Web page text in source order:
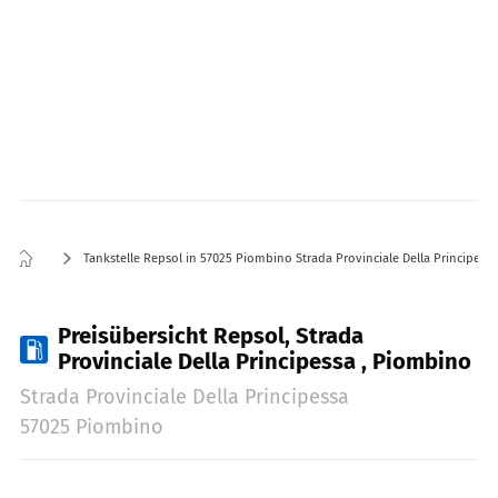
Tankstelle Repsol in 57025 Piombino Strada Provinciale Della Principessa
Preisübersicht Repsol, Strada
Provinciale Della Principessa , Piombino
Strada Provinciale Della Principessa
57025 Piombino